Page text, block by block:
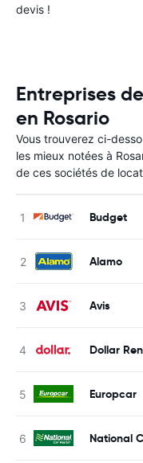
devis !
Entreprises
en Rosario
Vous trouverez ci-
les mieux notées à
de ces sociétés de
Budget
Alamo
Avis
Dollar
Europcar
National